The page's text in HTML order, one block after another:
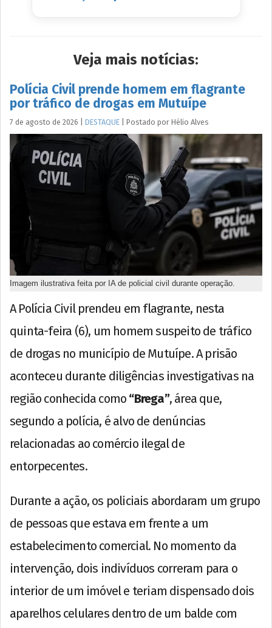
Veja mais notícias:
Polícia Civil prende homem em flagrante
por tráfico de drogas em Mutuípe
7 de agosto de 2026 DESTAQUE Postado por Hélio Alves
Imagem ilustrativa feita por IA de policial civil durante operação.
A Polícia Civil prendeu em flagrante, nesta
quinta-feira (6), um homem suspeito de tráfico
de drogas no município de Mutuípe. A prisão
aconteceu durante diligências investigativas na
região conhecida como “Brega”, área que,
segundo a polícia, é alvo de denúncias
relacionadas ao comércio ilegal de
entorpecentes.
Durante a ação, os policiais abordaram um grupo
de pessoas que estava em frente a um
estabelecimento comercial. No momento da
intervenção, dois indivíduos correram para o
interior de um imóvel e teriam dispensado dois
aparelhos celulares dentro de um balde com